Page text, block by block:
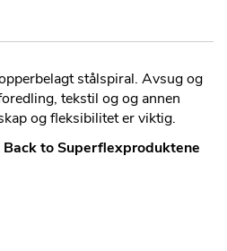
stålspiral. Avsug og
tekstil og og annen
og fleksibilitet er viktig.
Back to Superflexproduktene